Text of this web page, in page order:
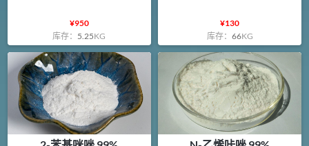
¥950
库存： 5.25KG
¥130
库存： 66KG